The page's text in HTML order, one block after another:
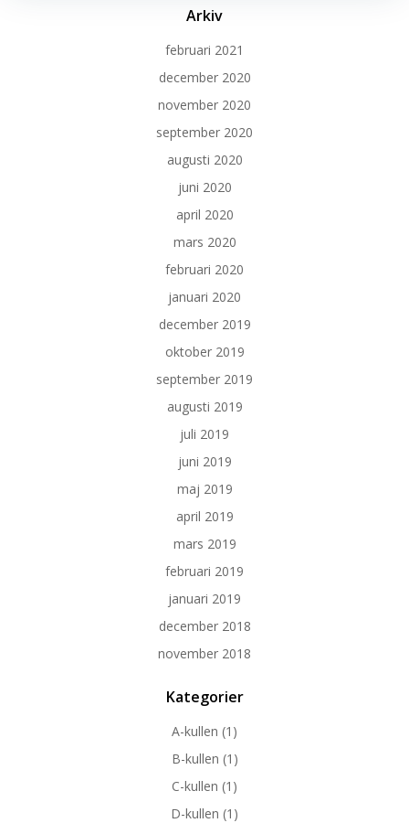
Arkiv
februari 2021
december 2020
november 2020
september 2020
augusti 2020
juni 2020
april 2020
mars 2020
februari 2020
januari 2020
december 2019
oktober 2019
september 2019
augusti 2019
juli 2019
juni 2019
maj 2019
april 2019
mars 2019
februari 2019
januari 2019
december 2018
november 2018
Kategorier
A-kullen (1)
B-kullen (1)
C-kullen (1)
D-kullen (1)